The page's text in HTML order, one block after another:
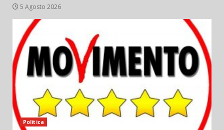
5 Agosto 2026
Politica